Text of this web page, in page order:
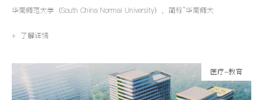
华南师范大学（South China Normal University），简称“华南师大
+ 了解详情
医疗-教育